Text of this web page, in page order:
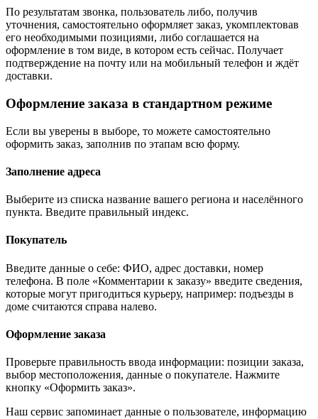
По результатам звонка, пользователь либо, получив
уточнения, самостоятельно оформляет заказ, укомплектовав
его необходимыми позициями, либо соглашается на
оформление в том виде, в котором есть сейчас. Получает
подтверждение на почту или на мобильный телефон и ждёт
доставки.
Оформление заказа в стандартном режиме
Если вы уверены в выборе, то можете самостоятельно
оформить заказ, заполнив по этапам всю форму.
Заполнение адреса
Выберите из списка название вашего региона и населённого
пункта. Введите правильный индекс.
Покупатель
Введите данные о себе: ФИО, адрес доставки, номер
телефона. В поле «Комментарии к заказу» введите сведения,
которые могут пригодиться курьеру, например: подъезды в
доме считаются справа налево.
Оформление заказа
Проверьте правильность ввода информации: позиции заказа,
выбор местоположения, данные о покупателе. Нажмите
кнопку «Оформить заказ».
Наш сервис запоминает данные о пользователе, информацию